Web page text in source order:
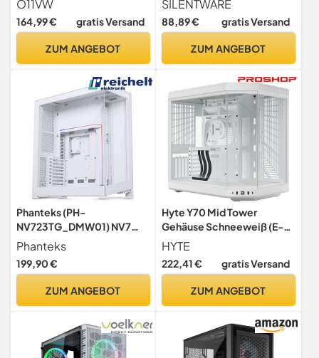
O11VW
164,99 € gratis Versand
ZUM ANGEBOT
gehärtetes Glas-
Seitenfenster, 4X 120mm
GPU bis 383mm,
ATX Netzteil, Schwarz
SILENTWARE
88,89 € gratis Versand
ZUM ANGEBOT
Phanteks (PH-
NV723TG_DMW01) NV7
Showcase Full-Tower
Chassis, hohe
Luftstromleistung,
Beleuchtung, nahtloses
Lüfterpositionen,
mattweiß
Phanteks
199,90 €
ZUM ANGEBOT
Hyte Y70 Mid Tower
Gehäuse Schneeweiß (E-
ATX/ATX/M-ATX/M-ITX)
HYTE
222,41 € gratis Versand
ZUM ANGEBOT